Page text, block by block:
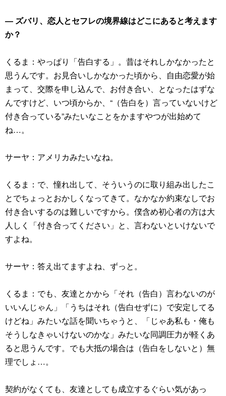
― ズバリ、恋人とセフレの境界線はどこにあると考えます
か？
くるま：やっぱり「告白する」。昔はそれしかなかったと
思うんです。お見合いしかなかった頃から、自由恋愛が始
まって、交際を申し込んで、お付き合い、となったはずな
んですけど、いつ頃からか、“（告白を）言っていないけど
付き合っている”みたいなことをかますやつが出始めて
ね…。
サーヤ：アメリカみたいなね。
くるま：で、憧れ出して、そういうのに取り組み出したこ
とでちょっとおかしくなってきて。なかなか約束なしでお
付き合いするのは難しいですから。僕含め初心者の方は大
人しく「付き合ってください」と、言わないといけないで
すよね。
サーヤ：答え出てますよね、ずっと。
くるま：でも、友達とかから「それ（告白）言わないのが
いいんじゃん」「うちはそれ（告白せずに）で安定してる
けどね」みたいな話を聞いちゃうと、「じゃあ私も・俺も
そうしなきゃいけないのかな」みたいな同調圧力が軽くあ
ると思うんです。でも大抵の場合は（告白をしないと）無
理でしょ…。
契約がなくても、友達としても成立するぐらい気があっ